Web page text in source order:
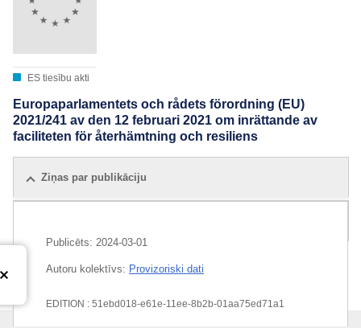
ES tiesību akti
Europaparlamentets och rådets förordning (EU)
2021/241 av den 12 februari 2021 om inrättande av
faciliteten för återhämtning och resiliens
Ziņas par publikāciju
Publicēts: 2024-03-01
Autoru kolektīvs: Provizoriski dati
EDITION : 51ebd018-e61e-11ee-8b2b-01aa75ed71a1